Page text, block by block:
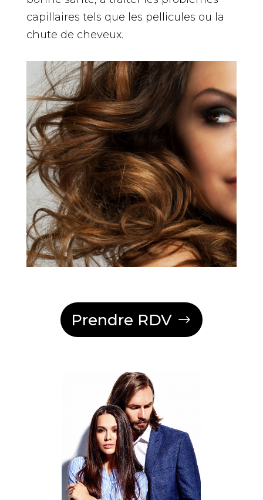
capillaires tels que les pellicules ou la
chute de cheveux.
Prendre RDV